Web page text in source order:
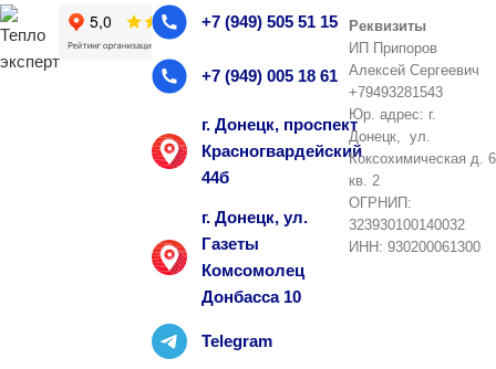
+7 (949) 505 51 15
+7 (949) 005 18 61
г. Донецк, проспект
Красногвардейский
44б
г. Донецк, ул.
Газеты
Комсомолец
Донбасса 10
Telegram
Реквизиты
ИП Припоров
Алексей Сергеевич
+79493281543
Юр. адрес: г.
Донецк, ул.
Коксохимическая д. 6
кв. 2
ОГРНИП:
323930100140032
ИНН: 930200061300